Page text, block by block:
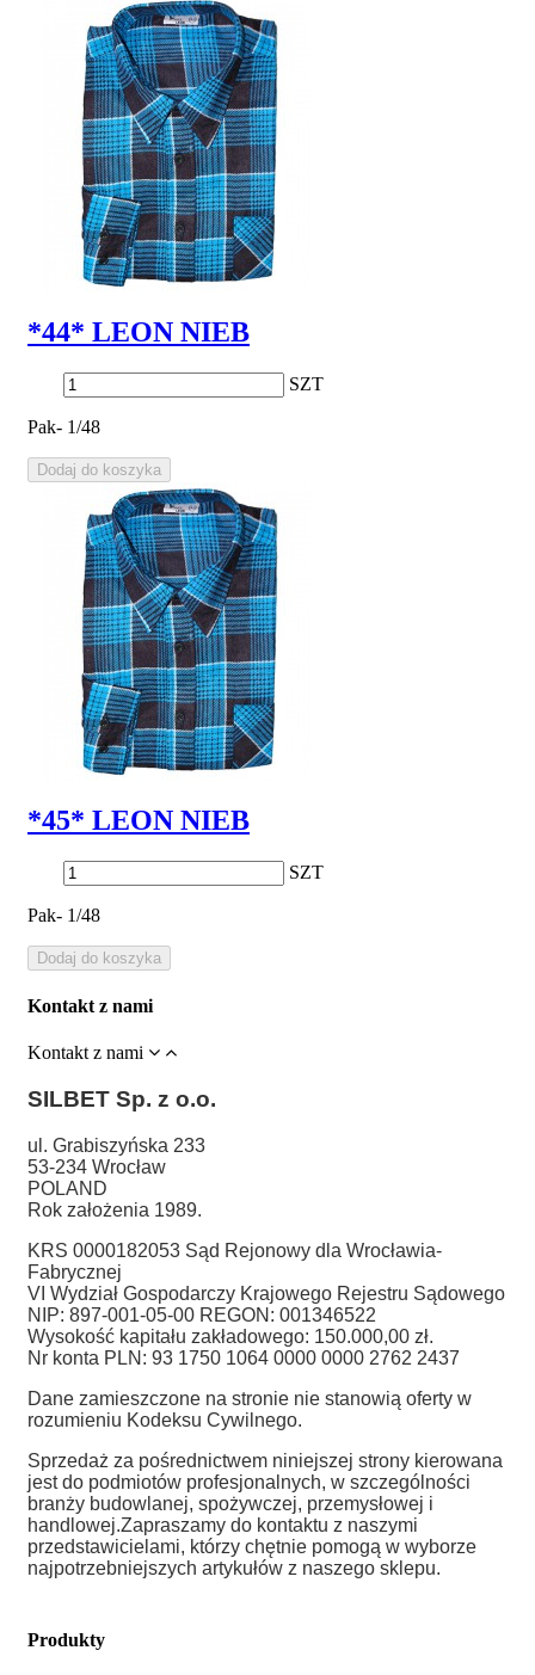
*44* LEON NIEB
SZT
Pak- 1/48
Dodaj do koszyka
*45* LEON NIEB
SZT
Pak- 1/48
Dodaj do koszyka
Kontakt z nami
Kontakt z nami
SILBET Sp. z o.o.
ul. Grabiszyńska 233
53-234 Wrocław
POLAND
Rok założenia 1989.
KRS 0000182053 Sąd Rejonowy dla Wrocławia-
Fabrycznej
VI Wydział Gospodarczy Krajowego Rejestru Sądowego
NIP: 897-001-05-00 REGON: 001346522
Wysokość kapitału zakładowego: 150.000,00 zł.
Nr konta PLN: 93 1750 1064 0000 0000 2762 2437
Dane zamieszczone na stronie nie stanowią oferty w
rozumieniu Kodeksu Cywilnego.
Sprzedaż za pośrednictwem niniejszej strony kierowana
jest do podmiotów profesjonalnych, w szczególności
branży budowlanej, spożywczej, przemysłowej i
handlowej.Zapraszamy do kontaktu z naszymi
przedstawicielami, którzy chętnie pomogą w wyborze
najpotrzebniejszych artykułów z naszego sklepu.
Produkty